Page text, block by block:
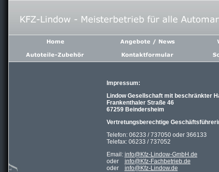
Impressum:
Lindow Gesellschaft mit beschränkter
Frankenthaler Straße 46
67259 Beindersheim
Vertretungsberechtige
Telefon: 06233 / 737050 oder 366133
Telefax: 06233 / 737052
Email: info@Kfz-Lindow-GmbH.de
oder info@Kfz-Fachbetrieb.de
oder info@Kfz-Lindow.de